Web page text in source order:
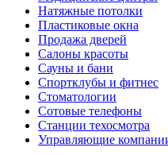
Натяжные потолки
Пластиковые окна
Продажа дверей
Салоны красоты
Сауны и бани
Спортклубы и фитнес
Стоматологии
Сотовые телефоны
Станции техосмотра
Управляющие